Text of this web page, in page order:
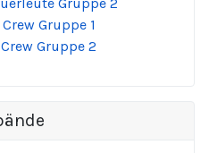
Gruppe 1
Gruppe 2